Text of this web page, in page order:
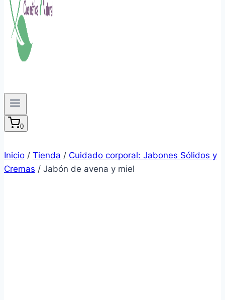
0
Inicio / Tienda / Cuidado corporal: Jabones Sólidos y
Cremas / Jabón de avena y miel